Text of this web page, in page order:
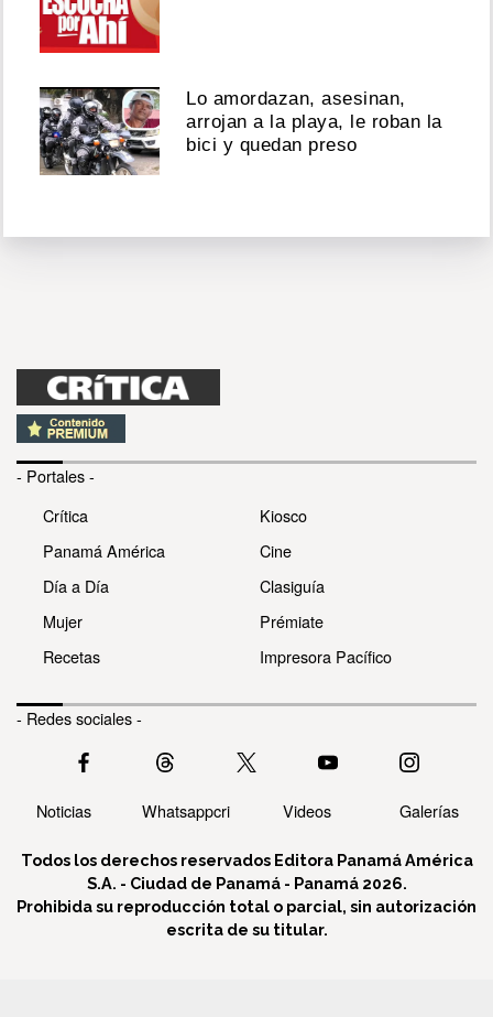
Lo amordazan, asesinan,
arrojan a la playa, le roban la
bici y quedan preso
- Portales -
Crítica
Panamá América
Día a Día
Mujer
Recetas
Kiosco
Cine
Clasiguía
Prémiate
Impresora Pacífico
- Redes sociales -
Noticias Whatsappcri Videos Galerías
Todos los derechos reservados Editora Panamá América
S.A. - Ciudad de Panamá - Panamá 2026.
Prohibida su reproducción total o parcial, sin autorización
escrita de su titular.